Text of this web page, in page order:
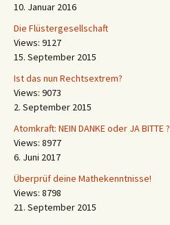
10. Januar 2016
Die Flüstergesellschaft
Views: 9127
15. September 2015
Ist das nun Rechtsextrem?
Views: 9073
2. September 2015
Atomkraft: NEIN DANKE oder JA BITTE ?
Views: 8977
6. Juni 2017
Überprüf deine Mathekenntnisse!
Views: 8798
21. September 2015